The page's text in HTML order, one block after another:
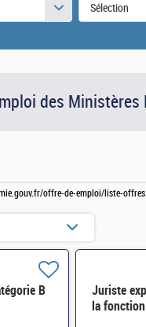
Sélection
des
offre-de-emploi/liste-
B
Juriste
la